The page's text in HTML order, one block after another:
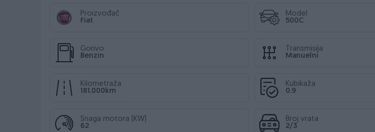
Proizvođač
Fiat
Model
500C
Gorivo
Benzin
Transmisija
Manuelni
Kilometraža
181.000km
Kubikaža
0.9
Snaga motora (KW)
62
Broj vrata
2/3